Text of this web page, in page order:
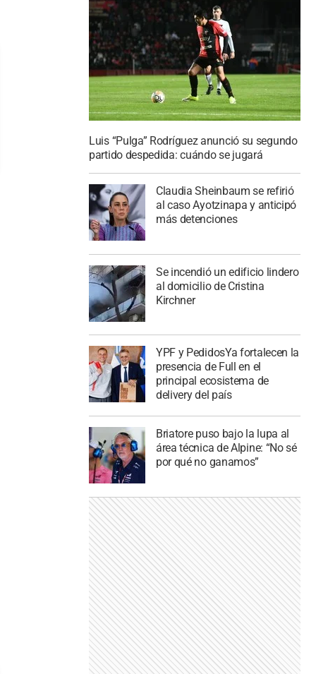
Luis “Pulga” Rodríguez anunció su segundo
partido despedida: cuándo se jugará
Claudia Sheinbaum se refirió
al caso Ayotzinapa y anticipó
más detenciones
Se incendió un edificio lindero
al domicilio de Cristina
Kirchner
YPF y PedidosYa fortalecen la
presencia de Full en el
principal ecosistema de
delivery del país
Briatore puso bajo la lupa al
área técnica de Alpine: “No sé
por qué no ganamos”